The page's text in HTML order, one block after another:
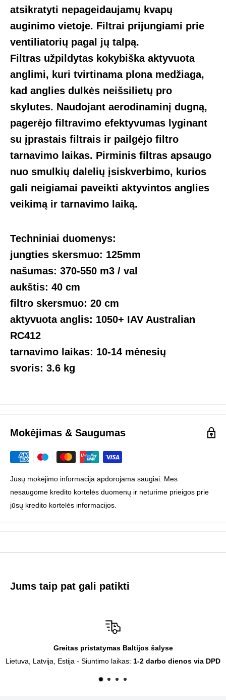
atsikratyti nepageidaujamų kvapų
auginimo vietoje. Filtrai prijungiami prie
ventiliatorių pagal jų talpą.
Filtras užpildytas kokybiška aktyvuota
anglimi, kuri tvirtinama plona medžiaga,
kad anglies dulkės neišsilietų pro
skylutes. Naudojant aerodinaminį dugną,
pagerėjo filtravimo efektyvumas lyginant
su įprastais filtrais ir pailgėjo filtro
tarnavimo laikas. Pirminis filtras apsaugo
nuo smulkių dalelių įsiskverbimo, kurios
gali neigiamai paveikti aktyvintos anglies
veikimą ir tarnavimo laiką.
Techniniai duomenys:
jungties skersmuo: 125mm
našumas: 370-550 m3 / val
aukštis: 40 cm
filtro skersmuo: 20 cm
aktyvuota anglis: 1050+ IAV Australian
RC412
tarnavimo laikas: 10-14 mėnesių
svoris: 3.6 kg
Mokėjimas & Saugumas
Jūsų mokėjimo informacija apdorojama saugiai. Mes
nesaugome kredito kortelės duomenų ir neturime prieigos prie
jūsų kredito kortelės informacijos.
Jums taip pat gali patikti
Greitas pristatymas Baltijos šalyse
Latvija, Estija - Siuntimo laikas:1-2 darbo dienos via DPD